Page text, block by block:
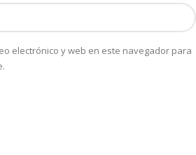
electrónico y web en este navegador para